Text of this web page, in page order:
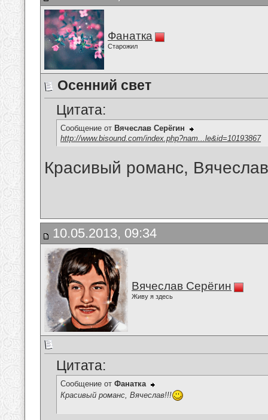
Фанатка
Старожил
Осенний свет
Цитата:
Сообщение от Вячеслав Серёгин
http://www.bisound.com/index.php?nam...le&id=10193867
Красивый романс,
10.05.2013, 09:34
Вячеслав Серёгин
Живу я здесь
Цитата:
Сообщение от Фанатка
Красивый романс, Вячеслав!!!